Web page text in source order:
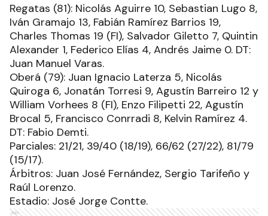
Regatas (81): Nicolás Aguirre 10, Sebastian Lugo 8,
Iván Gramajo 13, Fabián Ramírez Barrios 19,
Charles Thomas 19 (FI), Salvador Giletto 7, Quintin
Alexander 1, Federico Elías 4, Andrés Jaime 0. DT:
Juan Manuel Varas.
Oberá (79): Juan Ignacio Laterza 5, Nicolás
Quiroga 6, Jonatán Torresi 9, Agustín Barreiro 12 y
William Vorhees 8 (FI), Enzo Filipetti 22, Agustín
Brocal 5, Francisco Conrradi 8, Kelvin Ramírez 4.
DT: Fabio Demti.
Parciales: 21/21, 39/40 (18/19), 66/62 (27/22), 81/79
(15/17).
Árbitros: Juan José Fernández, Sergio Tarifeño y
Raúl Lorenzo.
Estadio: José Jorge Contte.
Ads